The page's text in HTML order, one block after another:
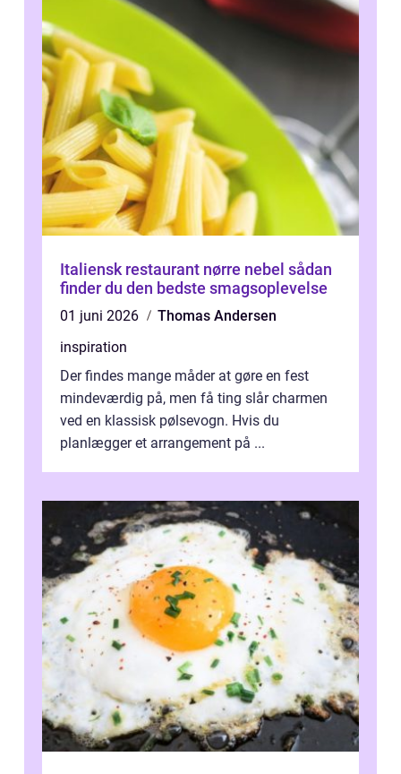
Italiensk restaurant nørre nebel sådan
finder du den bedste smagsoplevelse
01 juni 2026
Thomas Andersen
inspiration
Der findes mange måder at gøre en fest
mindeværdig på, men få ting slår charmen
ved en klassisk pølsevogn. Hvis du
planlægger et arrangement på ...